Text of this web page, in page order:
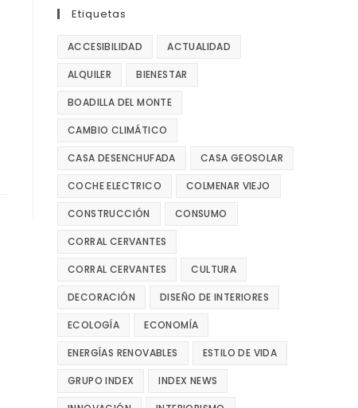
Etiquetas
ACCESIBILIDAD ACTUALIDAD
ALQUILER BIENESTAR
BOADILLA DEL MONTE
CAMBIO CLIMÁTICO
CASA DESENCHUFADA CASA GEOSOLAR
COCHE ELECTRICO COLMENAR VIEJO
CONSTRUCCIÓN CONSUMO
CORRAL CERVANTES
CORRAL CERVANTES CULTURA
DECORACIÓN DISEÑO DE INTERIORES
ECOLOGÍA ECONOMÍA
ENERGÍAS RENOVABLES ESTILO DE VIDA
GRUPO INDEX INDEX NEWS